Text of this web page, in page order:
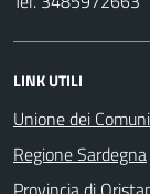
LINK UTILI
Unione dei
Regione Sardegna